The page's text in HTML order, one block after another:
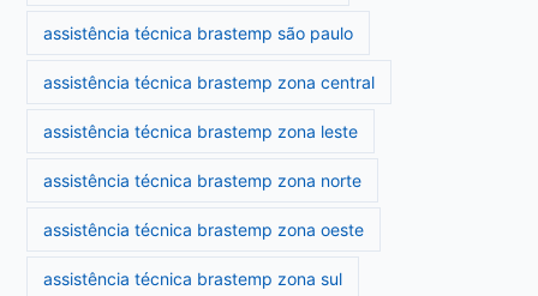
assistência técnica brastemp são paulo
assistência técnica brastemp zona central
assistência técnica brastemp zona leste
assistência técnica brastemp zona norte
assistência técnica brastemp zona oeste
assistência técnica brastemp zona sul